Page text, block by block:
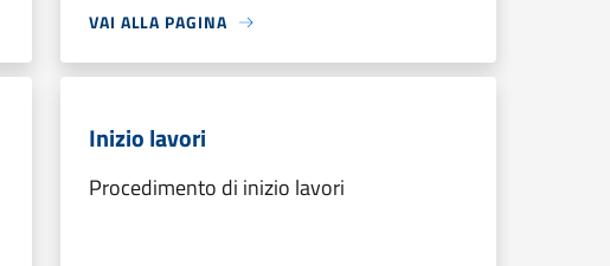
VAI ALLA PAGINA
Inizio lavori
Procedimento di inizio lavori